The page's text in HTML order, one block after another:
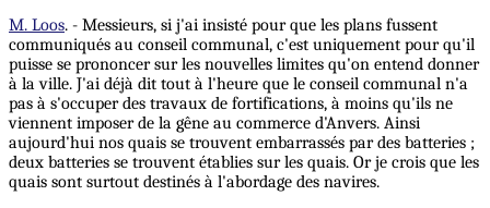
M. Loos. - Messieurs, si j'ai insisté pour que les plans fussent
communiqués au conseil communal, c'est uniquement pour qu'il
puisse se prononcer sur les nouvelles limites qu'on entend donner
à la ville. J'ai déjà dit tout à l'heure que le conseil communal n'a
pas à s'occuper des travaux de fortifications, à moins qu'ils ne
viennent imposer de la gêne au commerce d'Anvers. Ainsi
aujourd'hui nos quais se trouvent embarrassés par des batteries ;
deux batteries se trouvent établies sur les quais. Or je crois que les
quais sont surtout destinés à l'abordage des navires.